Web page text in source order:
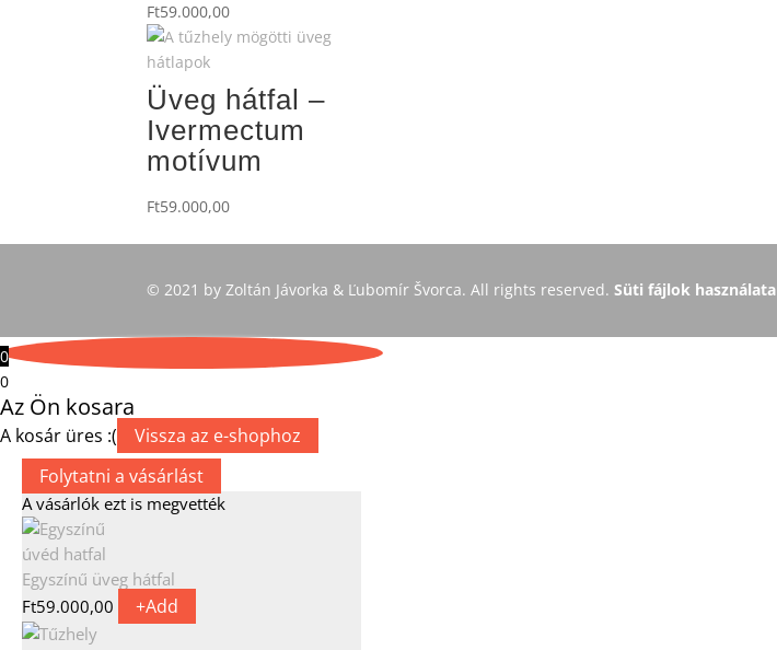
Ft59.000,00
Üveg hátfal –
Ivermectum
motívum
Ft59.000,00
© 2021 by Zoltán Jávorka & Ľubomír Švorca. All rights reserved.Süti fájlok használata
0
0
Az Ön kosara
A kosár üres :(
Vissza az e-shophoz
Folytatni a vásárlást
A vásárlók ezt is megvették
Egyszínű üveg hátfal
Ft59.000,00 +Add